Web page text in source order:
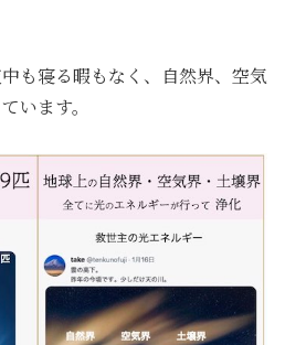
も寝る暇もなく、自然界、空気
います。